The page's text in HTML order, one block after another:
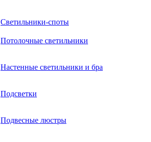
Светильники-споты
Потолочные светильники
Настенные светильники и бра
Подсветки
Подвесные люстры